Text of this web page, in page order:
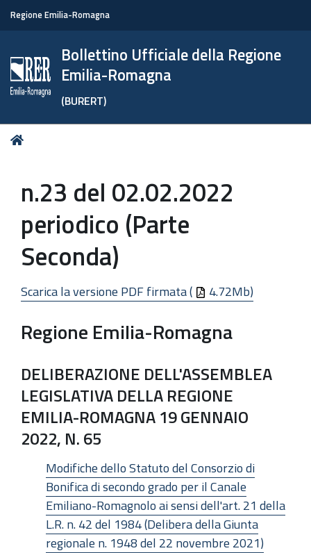
Regione Emilia-Romagna
Bollettino Ufficiale della Regione
Emilia-Romagna
(BURERT)
Tu
n.23 del 02.02.2022
periodico (Parte
Seconda)
Scarica la versione PDF firmata ( 4.72Mb)
Regione Emilia-Romagna
DELIBERAZIONE DELL'ASSEMBLEA
LEGISLATIVA DELLA REGIONE
EMILIA-ROMAGNA 19 GENNAIO
2022, N. 65
Modifiche dello Statuto del Consorzio di
Bonifica di secondo grado per il Canale
Emiliano-Romagnolo ai sensi dell'art. 21 della
L.R. n. 42 del 1984 (Delibera della Giunta
regionale n. 1948 del 22 novembre 2021)